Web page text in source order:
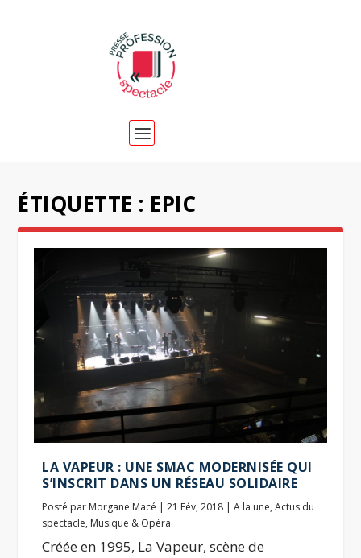
ÉTIQUETTE : EPIC
LA VAPEUR : UNE SMAC MODERNISÉE QUI
S’INSCRIT DANS UN RÉSEAU SOLIDAIRE
Posté par Morgane Macé |21 Fév, 2018 |A la une,Actus du
spectacle, Musique & Opéra
Créée en 1995, La Vapeur, scène de